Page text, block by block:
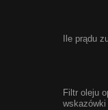
Ile prądu
Filtr oleju
wskazówki